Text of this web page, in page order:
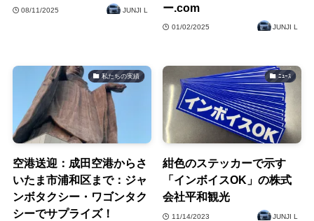
08/11/2025 JUNJI L
ー.com
01/02/2025 JUNJI L
私たちの実績
空港送迎：成田空港からさ
いたま市浦和区まで：ジャ
ンボタクシー・ワゴンタク
シーでサプライズ！
ﾆｭｰｽ
紺色のステッカーで示す
「インボイスOK」の株式
会社平和観光
11/14/2023 JUNJI L